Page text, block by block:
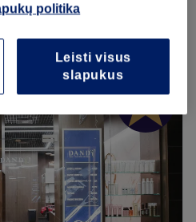
08:00–19:00
08:00–19:00
08:00–19:00
08:00–19:00
08:00 –19:00
08:00–
08:00 –16:00
išklausysiu ir patarsiu koks
politika
Leisti visus
slapukus